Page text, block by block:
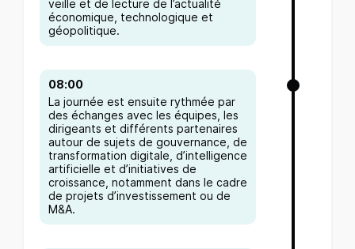
veille et de lecture de l’actualité
économique, technologique et
géopolitique.
La journée est ensuite rythmée par
des échanges avec les équipes, les
dirigeants et différents partenaires
autour de sujets de gouvernance, de
transformation digitale, d’intelligence
artificielle et d’initiatives de
croissance, notamment dans le cadre
de projets d’investissement ou de
M&A.
08:00